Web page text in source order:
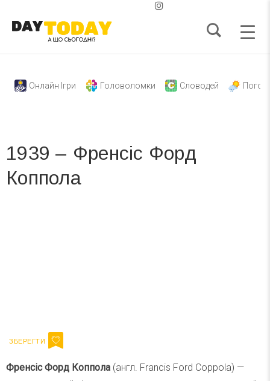
Онлайн Ігри Головоломки Словодей
1939 – Френсіс Форд
Коппола
Френсіс Форд Коппола (англ. Francis Ford Coppola) —